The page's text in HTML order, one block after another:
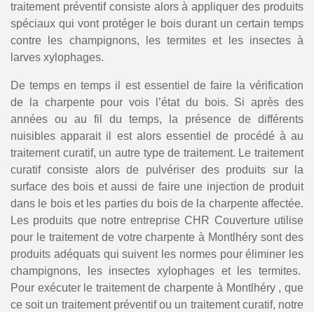
traitement préventif consiste alors à appliquer des produits
spéciaux qui vont protéger le bois durant un certain temps
contre les champignons, les termites et les insectes à
larves xylophages.
De temps en temps il est essentiel de faire la vérification
de la charpente pour vois l’état du bois. Si après des
années ou au fil du temps, la présence de différents
nuisibles apparait il est alors essentiel de procédé à au
traitement curatif, un autre type de traitement. Le traitement
curatif consiste alors de pulvériser des produits sur la
surface des bois et aussi de faire une injection de produit
dans le bois et les parties du bois de la charpente affectée.
Les produits que notre entreprise CHR Couverture utilise
pour le traitement de votre charpente à Montlhéry sont des
produits adéquats qui suivent les normes pour éliminer les
champignons, les insectes xylophages et les termites.
Pour exécuter le traitement de charpente à Montlhéry , que
ce soit un traitement préventif ou un traitement curatif, notre